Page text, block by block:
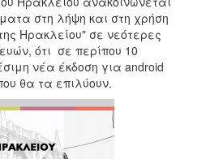
στη λήψη και στη χρήση
Ηρακλείου" σε νεότερες
ότι σε περίπου 10
νέα έκδοση για android
θα τα επιλύουν.